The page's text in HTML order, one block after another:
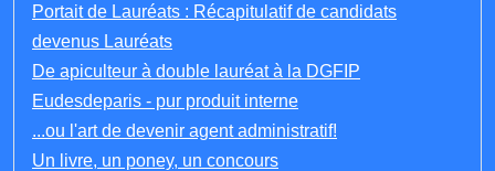
Portait de Lauréats : Récapitulatif de candidats
devenus Lauréats
De apiculteur à double lauréat à la DGFIP
Eudesdeparis - pur produit interne
...ou l'art de devenir agent administratif!
Un livre, un poney, un concours